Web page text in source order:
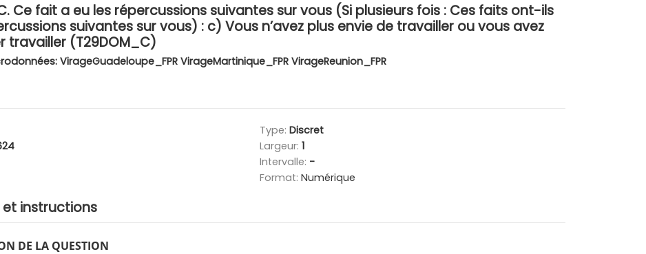
Ce fait a eu les répercussions suivantes sur vous (Si plusieurs fois : Ces faits ont-ils
suivantes sur vous) : c) Vous n’avez plus envie de travailler ou vous avez
travailler (T29DOM_C)
VirageGuadeloupe_FPR VirageMartinique_FPR VirageReunion_FPR
Type: Discret
Largeur: 1
Intervalle: -
Format: Numérique
instructions
DE LA QUESTION